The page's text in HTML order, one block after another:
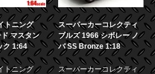
トニング
マスタン
ク 1:64
トニング
スーパーカーコレクティ
ブルズ 1966 シボレー ノ
バ SS Bronze 1:18
スーパーカーコレクティ